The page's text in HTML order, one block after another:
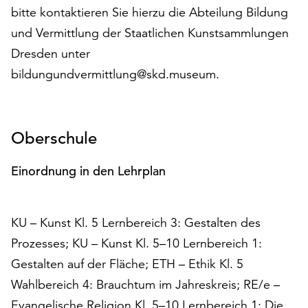
Möchten
die
verwendeten
Cookies
die
über
„Auswählen“.
Weitere
Informationen
finden
Sie
in
bitte kontaktieren Sie hierzu die Abteilung Bildung
und Vermittlung der Staatlichen Kunstsammlungen
Dresden unter
bildungundvermittlung@skd.museum.
Oberschule
Einordnung in den Lehrplan
KU – Kunst Kl. 5 Lernbereich 3: Gestalten des
Prozesses; KU – Kunst Kl. 5–10 Lernbereich 1:
Gestalten auf der Fläche; ETH – Ethik Kl. 5
Wahlbereich 4: Brauchtum im Jahreskreis; RE/e –